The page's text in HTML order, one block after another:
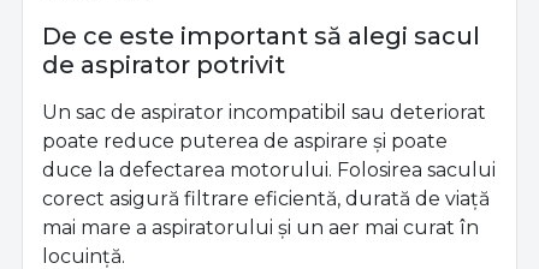
De ce este important să alegi sacul
de aspirator potrivit
Un sac de aspirator incompatibil sau deteriorat
poate reduce puterea de aspirare și poate
duce la defectarea motorului. Folosirea sacului
corect asigură filtrare eficientă, durată de viață
mai mare a aspiratorului și un aer mai curat în
locuință.